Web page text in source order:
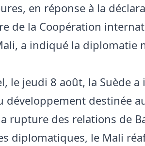
en réponse à la
de la Coopération
a indiqué la diplomatie
le jeudi 8 août, la Suède
développement destinée
rupture des relations de
diplomatiques, le Mali